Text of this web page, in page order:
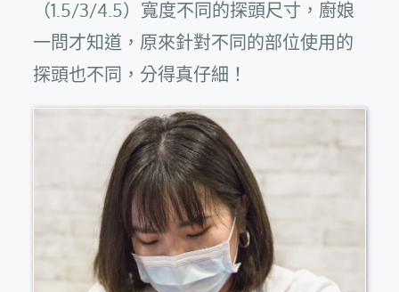
（1.5/3/4.5）寬度不同的探頭尺寸，廚娘
一問才知道，原來針對不同的部位使用的
探頭也不同，分得真仔細！